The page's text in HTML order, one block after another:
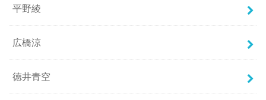
平野綾
広橋涼
徳井青空